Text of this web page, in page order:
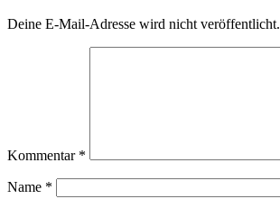
Deine E-Mail-Adresse wird nicht veröffentlicht.
Kommentar *
Name *